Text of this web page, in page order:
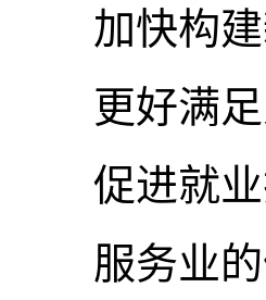
加快构建
更好满足
促进就业
服务业的